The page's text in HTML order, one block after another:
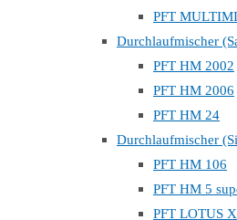
PFT
Durchlaufmischer
PFT HM 2002
PFT HM 2006
PFT HM 24
Durchlaufmischer
PFT HM 106
PFT HM 5
PFT LOTUS